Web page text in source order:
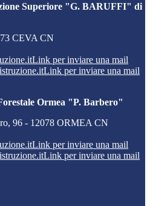
Superiore "G. BARUFFI" di
CEVA CN
Link per inviare una mail
Link per inviare una mail
Ormea "P. Barbero"
96 - 12078 ORMEA CN
Link per inviare una mail
Link per inviare una mail